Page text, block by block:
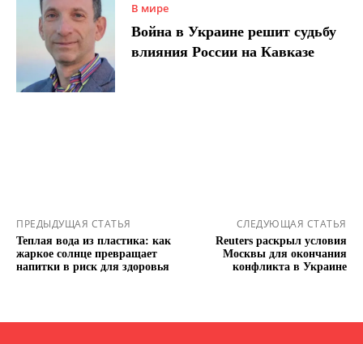
В мире
Война в Украине решит судьбу
влияния России на Кавказе
ПРЕДЫДУЩАЯ СТАТЬЯ
Теплая вода из пластика: как
жаркое солнце превращает
напитки в риск для здоровья
СЛЕДУЮЩАЯ СТАТЬЯ
Reuters раскрыл условия
Москвы для окончания
конфликта в Украине